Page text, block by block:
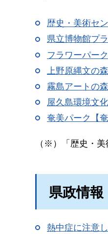
歴史・美術セ
県立博物館プ
フラワーパー
上野原縄文の
霧島アートの
屋久島環境文
奄美パーク【
（※）「歴史・
県政情報
熱中症に注意